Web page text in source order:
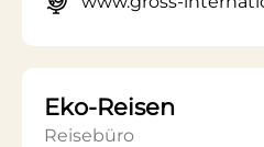
Eko-Reisen
Reisebüro